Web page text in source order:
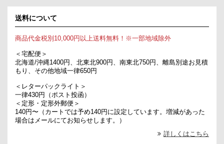
送料について
商品代金税別10,000円以上送料無料！※一部地域除外
＜宅配便＞
北海道/沖縄1400円、北東北900円、南東北750円、離島別途お見積
もり、その他地域一律650円
＜レターパックライト＞
一律430円（ポスト投函）
＜定形・定形外郵便＞
140円〜（カートでは予め140円に設定しています。増減があった
場合はメールにてお知らせします。）
詳しくはこちら